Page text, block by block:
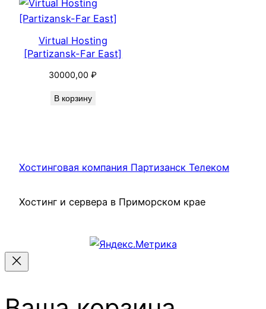
Virtual Hosting
[Partizansk-Far East]
30000,00₽
В корзину
Хостинговая компания Партизанск Телеком
Хостинг и сервера в Приморском крае